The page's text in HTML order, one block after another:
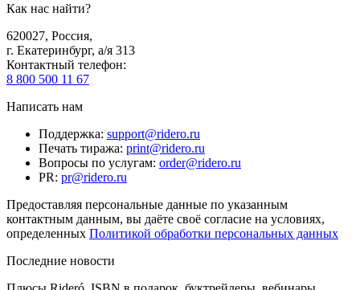
Как нас найти?
620027, Россия,
г. Екатеринбург, а/я 313
Контактный телефон:
8 800 500 11 67
Написать нам
Поддержка: support@ridero.ru
Печать тиража: print@ridero.ru
Вопросы по услугам: order@ridero.ru
PR: pr@ridero.ru
Предоставляя персональные данные по указанным
контактным данным, вы даёте своё согласие на условиях,
определенных Политикой обработки персональных данных
Последние новости